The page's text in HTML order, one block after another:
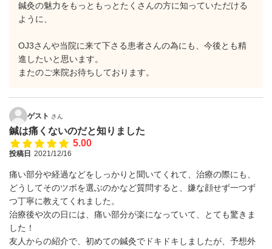
鍼灸の魅力をもっともっとたくさんの方に知っていただける
ように、
OJ3さんや当院に来て下さる患者さんの為にも、今後とも精
進したいと思います。
またのご来院お待ちしております。
ゲスト さん
鍼は痛くないのだと知りました
5.00
投稿日 2021/12/16
痛い部分や経過などをしっかりと聞いてくれて、治療の際にも、
どうしてそのツボを選ぶのかなど質問すると、嫌な顔せず一つず
つ丁寧に教えてくれました。
治療後や次の日には、痛い部分が楽になっていて、とても驚きま
した！
友人からの紹介で、初めての鍼灸でドキドキしましたが、予想外